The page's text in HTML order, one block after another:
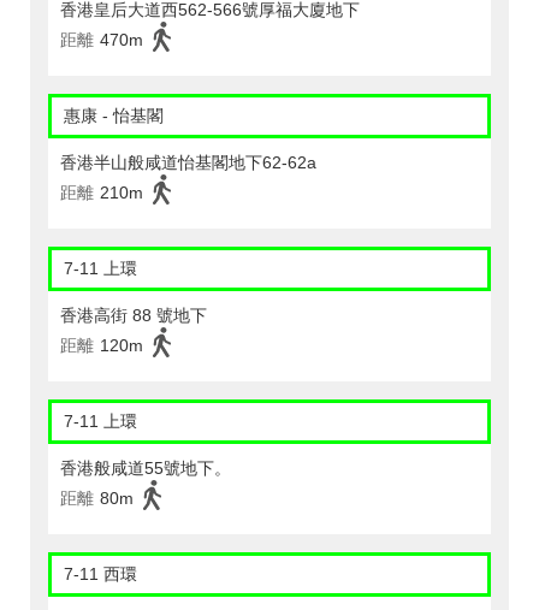
香港皇后大道西562-566號厚福大廈地下
距離 470m
惠康 - 怡基閣
香港半山般咸道怡基閣地下62-62a
距離 210m
7-11 上環
香港高街 88 號地下
距離 120m
7-11 上環
香港般咸道55號地下。
距離 80m
7-11 西環